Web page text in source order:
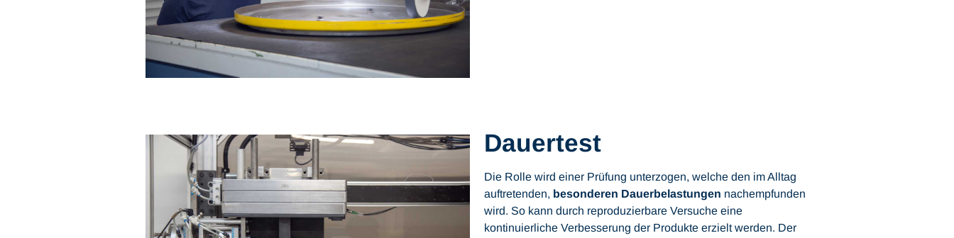
Dauertest
Die Rolle wird einer Prüfung unterzogen, welche den im Alltag
auftretenden, besonderen Dauerbelastungen nachempfunden
wird. So kann durch reproduzierbare Versuche eine
kontinuierliche Verbesserung der Produkte erzielt werden. Der